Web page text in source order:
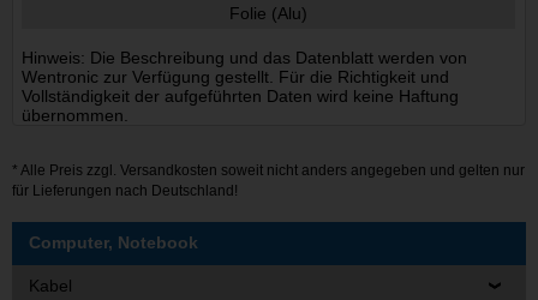
Folie (Alu)
Hinweis: Die Beschreibung und das Datenblatt werden von
Wentronic zur Verfügung gestellt. Für die Richtigkeit und
Vollständigkeit der aufgeführten Daten wird keine Haftung
übernommen.
* Alle Preis zzgl. Versandkosten soweit nicht anders angegeben und gelten nur
für Lieferungen nach Deutschland!
Computer, Notebook
Kabel